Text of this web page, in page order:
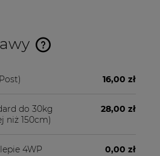
kosztów płatności
16,00 zł
do 30kg
niż 150cm)
28,00 zł
4WP 0,00 zł